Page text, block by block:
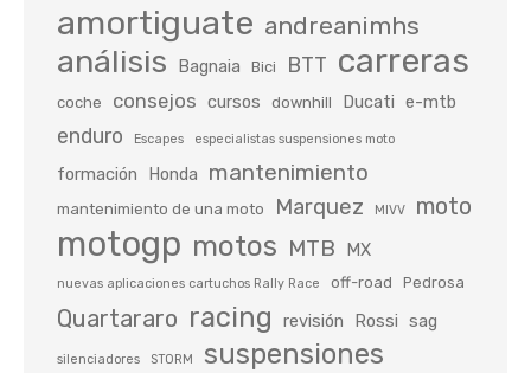
amortiguate andreanimhs
análisis Bagnaia Bici BTT carreras
coche consejos cursos downhill Ducati e-mtb
enduro Escapes especialistas suspensiones moto
formación Honda mantenimiento
mantenimiento de una moto Marquez MIVV moto
motogp motos MTB MX
nuevas aplicaciones cartuchos Rally Race off-road Pedrosa
Quartararo racing revisión Rossi sag
silenciadores STORM suspensiones